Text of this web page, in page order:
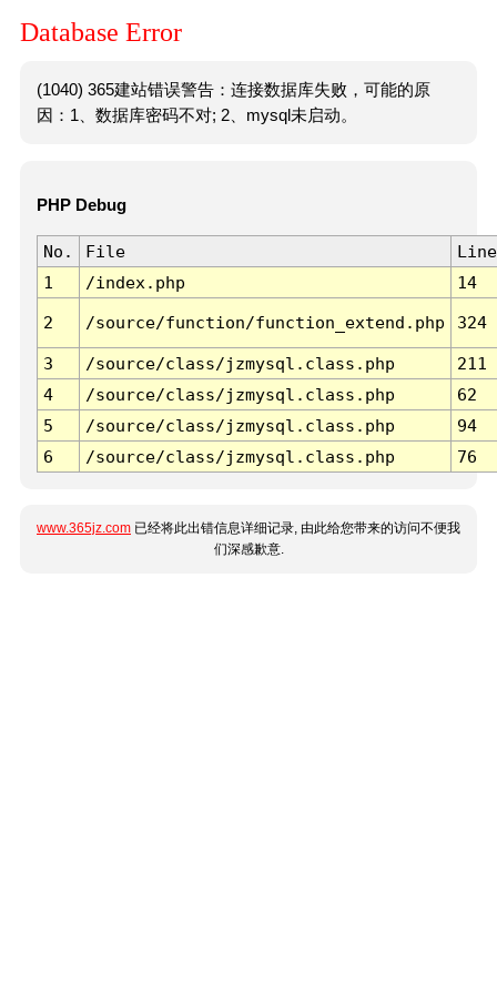
Database Error
(1040) 365建站错误警告：连接数据库失败，可能的原
因：1、数据库密码不对; 2、mysql未启动。
PHP Debug
No. File
Line
1
/index.php 14
2 /source/function/function_extend.php 324
3 /source/class/jzmysql.class.php
211
4
/source/class/jzmysql.class.php
62
5
/source/class/jzmysql.class.php
94
6
/source/class/jzmysql.class.php 76
www.365jz.com 已经将此出错信息详细记录, 由此给您带来的访问不便我
们深感歉意.